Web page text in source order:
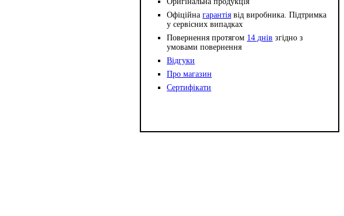
Офіційнагарантія від виробника. Підтримка
у сервісних випадках
Повернення протягом 14 днів згідно з
умовами повернення
Відгуки
Про магазин
Сертифікати